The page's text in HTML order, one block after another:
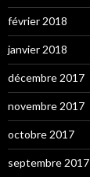
février 2018
janvier 2018
décembre 2017
novembre 2017
octobre 2017
septembre 2017